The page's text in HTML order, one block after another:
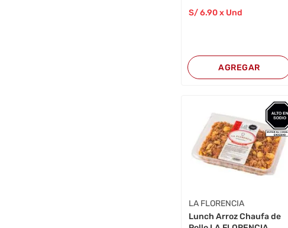
S/6.90x Und
AGREGAR
LA FLORENCIA
Lunch Arroz Chaufa de